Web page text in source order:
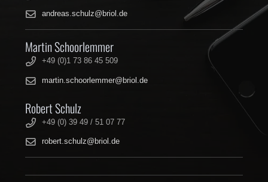
andreas.schulz@briol.de
Martin Schoorlemmer
+49 (0)1 73 86 45 509
martin.schoorlemmer@briol.de
Robert Schulz
+49 (0) 39 49 / 51 07 77
robert.schulz@briol.de